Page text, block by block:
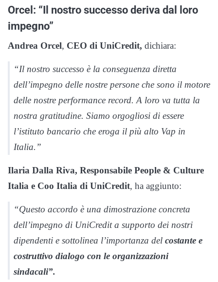
Orcel: “Il nostro successo deriva dal loro
impegno”
Andrea Orcel, CEO di UniCredit, dichiara:
“Il nostro successo è la conseguenza diretta
dell’impegno delle nostre persone che sono il motore
delle nostre performance record. A loro va tutta la
nostra gratitudine. Siamo orgogliosi di essere
l’istituto bancario che eroga il più alto Vap in
Italia.”
Ilaria Dalla Riva, Responsabile People & Culture
Italia e Coo Italia di UniCredit, ha aggiunto:
“Questo accordo è una dimostrazione concreta
dell’impegno di UniCredit a supporto dei nostri
dipendenti e sottolinea l’importanza del costante e
costruttivo dialogo con le organizzazioni
sindacali”.